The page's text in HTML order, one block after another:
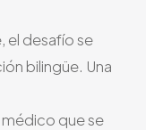
el desafío se
bilingüe. Una
médico que se